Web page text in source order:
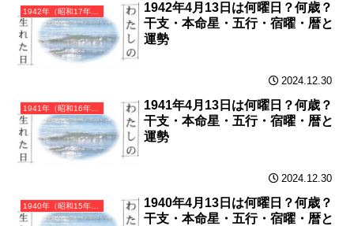
1942年（昭和17年）壬午（みずのえうま）・午年（うま年）カレンダー（月曜はじまり）
1942年4月13日は何曜日？何歳？
干支・本命星・五行・宿曜・暦と
運勢
2024.12.30
1941年（昭和16年）辛巳（かのとみ）・巳年（へび年）カレンダー（月曜はじまり）
1941年4月13日は何曜日？何歳？
干支・本命星・五行・宿曜・暦と
運勢
2024.12.30
1940年（昭和15年）庚辰（かのえたつ）・辰年（たつ年）カレンダー（月曜はじまり）
1940年4月13日は何曜日？何歳？
干支・本命星・五行・宿曜・暦と